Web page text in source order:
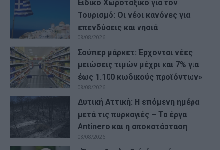
Ειδικό Χωροταξικό για τον
Τουρισμό: Οι νέοι κανόνες για
επενδύσεις και νησιά
08/08/2026
Σούπερ μάρκετ: Έρχονται νέες
μειώσεις τιμών μέχρι και 7% για
έως 1.100 κωδικούς προϊόντων»
08/08/2026
Δυτική Αττική: Η επόμενη ημέρα
μετά τις πυρκαγιές – Τα έργα
Antinero και η αποκατάσταση
08/08/2026